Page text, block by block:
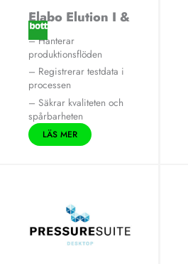
Elabo Elution I &
II
– Hanterar
produktionsflöden
– Registrerar testdata i
processen
– Säkrar kvaliteten och
spårbarheten
LÄS MER